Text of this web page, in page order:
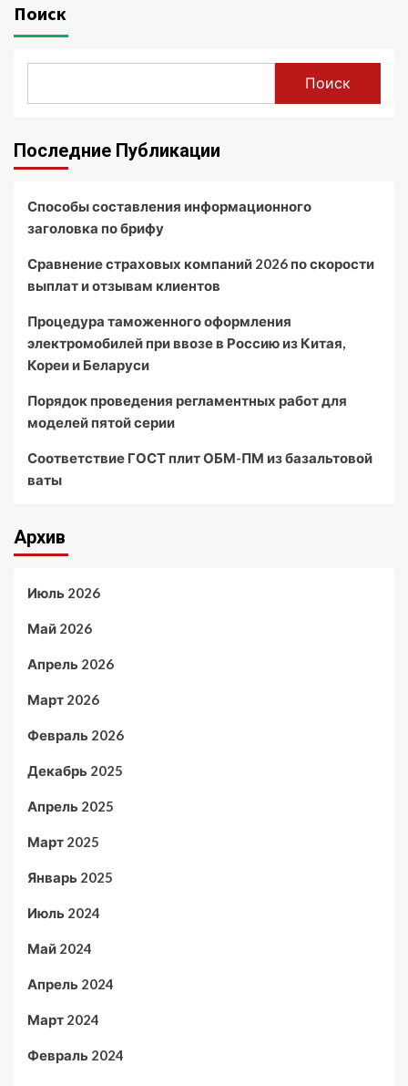
Поиск
Поиск
Последние Публикации
Способы составления информационного
заголовка по брифу
Сравнение страховых компаний 2026 по скорости
выплат и отзывам клиентов
Процедура таможенного оформления
электромобилей при ввозе в Россию из Китая,
Кореи и Беларуси
Порядок проведения регламентных работ для
моделей пятой серии
Соответствие ГОСТ плит ОБМ-ПМ из базальтовой
ваты
Архив
Июль 2026
Май 2026
Апрель 2026
Март 2026
Февраль 2026
Декабрь 2025
Апрель 2025
Март 2025
Январь 2025
Июль 2024
Май 2024
Апрель 2024
Март 2024
Февраль 2024